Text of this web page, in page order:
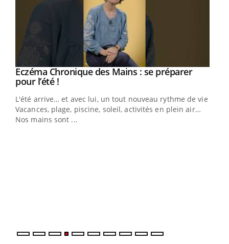
Youtube
Eczéma Chronique des Mains : se préparer
pour l’été !Youtube
L'été arrive… et avec lui, un tout nouveau rythme de vie !
Vacances, plage, piscine, soleil, activités en plein air…
Nos mains sont ...